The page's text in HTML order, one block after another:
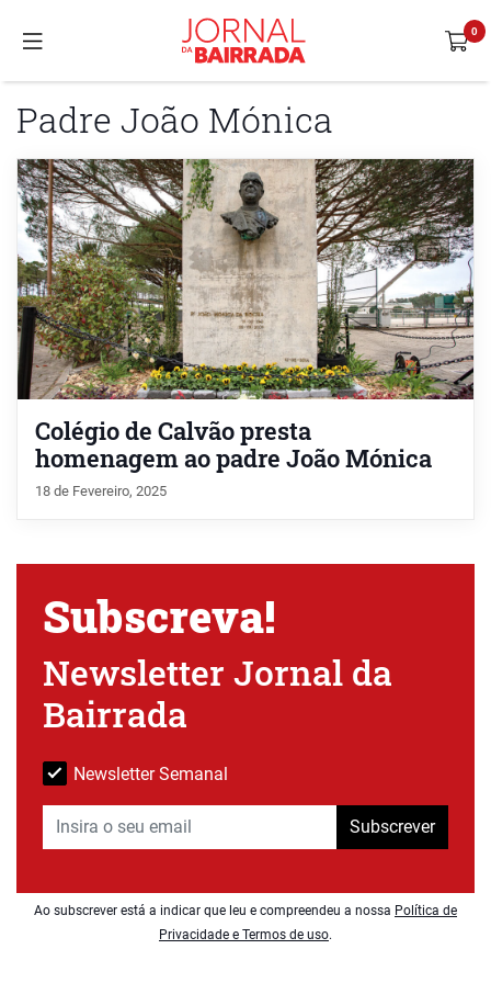
Padre João Mónica
Colégio de Calvão presta
homenagem ao padre João Mónica
18 de Fevereiro, 2025
Subscreva!
Newsletter Jornal da
Bairrada
Newsletter Semanal
Subscrever
Ao subscrever está a indicar que leu e compreendeu a nossa Política de
Privacidade e Termos de uso.